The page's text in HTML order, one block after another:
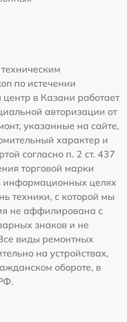
по истечении
в Казани работает
авторизации от
указанные на сайте,
характер и
согласно п. 2 ст. 437
торговой марки
информационных целях
техники, с которой мы
не аффилирована с
знаков и не
виды ремонтных
на устройствах,
обороте, в